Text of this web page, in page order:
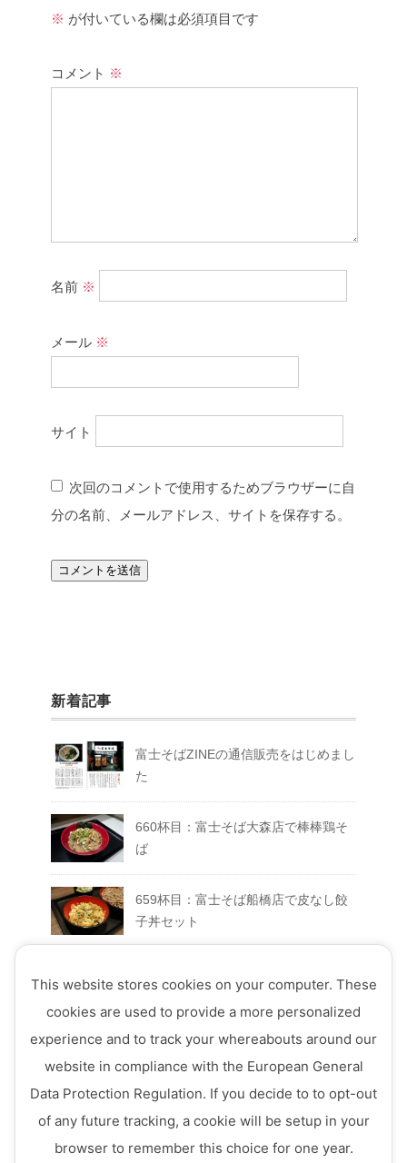
※ が付いている欄は必須項目です
コメント ※
名前 ※
メール ※
サイト
次回のコメントで使用するためブラウザーに自
分の名前、メールアドレス、サイトを保存する。
新着記事
富士そばZINEの通信販売をはじめまし
た
660杯目：富士そば大森店で棒棒鶏そ
ば
659杯目：富士そば船橋店で皮なし餃
子丼セット
店でFUJIYAMAセット
657杯目：富士そば西荻窪店で真夏の
ミートソースそば
656杯目：富士そば ７月のフェアメニ
ュー「ミニ四川風かき揚げ丼セット」
This website stores cookies on your computer. These
cookies are used to provide a more personalized
experience and to track your whereabouts around our
website in compliance with the European General
Data Protection Regulation. If you decide to to opt-out
of any future tracking, a cookie will be setup in your
browser to remember this choice for one year.